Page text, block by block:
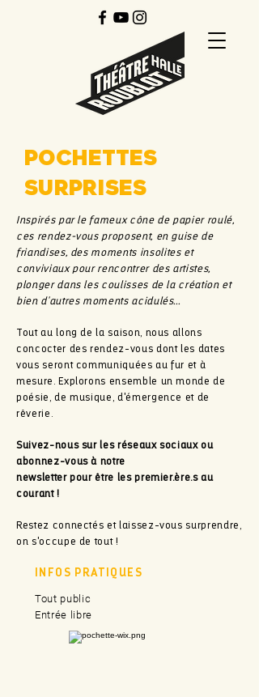
POCHETTES
SURPRISES
Inspirés par le fameux cône de papier roulé,
ces rendez-vous proposent, en guise de
friandises, des moments insolites et
conviviaux pour rencontrer des artistes,
plonger dans les coulisses de la création et
bien d'autres moments acidulés...
Tout au long de la saison, nous allons
concocter des rendez-vous dont les dates
vous seront communiquées au fur et à
mesure. Explorons ensemble un monde de
poésie, de musique, d'émergence et de
rêverie.
Suivez-nous sur les réseaux sociaux ou
abonnez-vous à notre
newsletter pour être les premier.ère.s au
courant !
Restez connectés et laissez-vous surprendre,
on s'occupe de tout !
INFOS PRATIQUES
Tout public
Entrée libre